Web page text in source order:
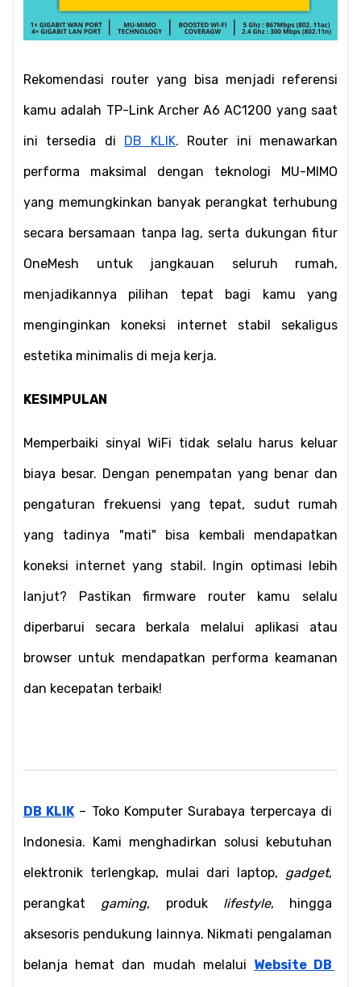
Rekomendasi router yang bisa menjadi referensi
kamu adalah TP-Link Archer A6 AC1200 yang saat
ini tersedia di DB KLIK. Router ini menawarkan
performa maksimal dengan teknologi MU-MIMO
yang memungkinkan banyak perangkat terhubung
secara bersamaan tanpa lag, serta dukungan fitur
OneMesh untuk jangkauan seluruh rumah,
menjadikannya pilihan tepat bagi kamu yang
menginginkan koneksi internet stabil sekaligus
estetika minimalis di meja kerja.
KESIMPULAN
Memperbaiki sinyal WiFi tidak selalu harus keluar
biaya besar. Dengan penempatan yang benar dan
pengaturan frekuensi yang tepat, sudut rumah
yang tadinya "mati" bisa kembali mendapatkan
koneksi internet yang stabil. Ingin optimasi lebih
lanjut? Pastikan firmware router kamu selalu
diperbarui secara berkala melalui aplikasi atau
browser untuk mendapatkan performa keamanan
dan kecepatan terbaik!
DB KLIK – Toko Komputer Surabaya terpercaya di
Indonesia. Kami menghadirkan solusi kebutuhan
elektronik terlengkap, mulai dari laptop, gadget,
perangkat gaming, produk lifestyle, hingga
aksesoris pendukung lainnya. Nikmati pengalaman
belanja hemat dan mudah melalui Website DB